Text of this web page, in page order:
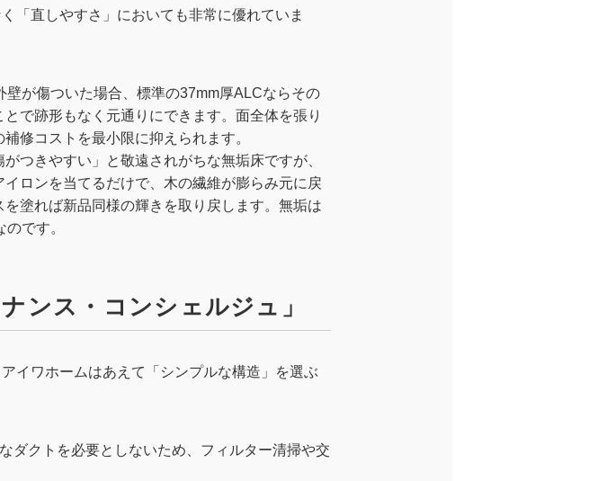
「直しやすさ」においても非常に優れていま
壁が傷ついた場合、標準の37mm厚ALCならその
で跡形もなく元通りにできます。面全体を張り
修コストを最小限に抑えられます。
がつきやすい」と敬遠されがちな無垢床ですが、
ロンを当てるだけで、木の繊維が膨らみ元に戻
塗れば新品同様の輝きを取り戻します。無垢は
です。
ンス・コンシェルジュ」
イワホームはあえて「シンプルな構造」を選ぶ
ダクトを必要としないため、フィルター清掃や交